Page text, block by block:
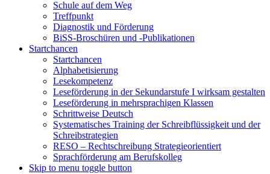
Schule auf dem Weg
Treffpunkt
Diagnostik und Förderung
BiSS-Broschüren und -Publikationen
Startchancen
Startchancen
Alphabetisierung
Lesekompetenz
Leseförderung in der Sekundarstufe I wirksam gestalten
Leseförderung in mehrsprachigen Klassen
Schrittweise Deutsch
Systematisches Training der Schreibflüssigkeit und der
Schreibstrategien
RESO – Rechtschreibung Strategieorientiert
Sprachförderung am Berufskolleg
Skip to menu toggle button